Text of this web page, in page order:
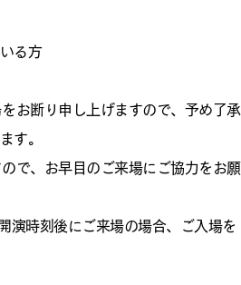
る方
お断り申し上げますので、予め了承
す。
で、お早目のご来場にご協力をお願
時刻後にご来場の場合、ご入場を